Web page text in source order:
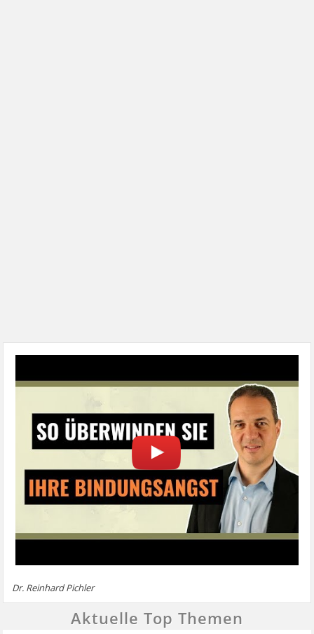
Dr. Reinhard Pichler
Aktuelle Top Themen